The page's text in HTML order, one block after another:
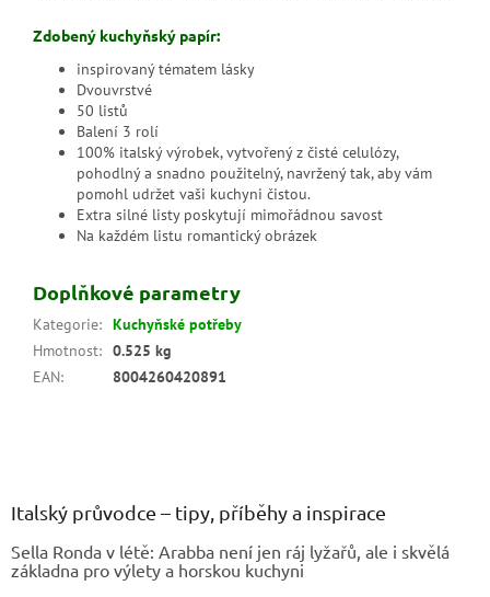
Zdobený kuchyňský papír:
inspirovaný tématem lásky
Dvouvrstvé
50 listů
Balení 3 rolí
100% italský výrobek, vytvořený z čisté celulózy,
pohodlný a snadno použitelný, navržený tak, aby vám
pomohl udržet vaši kuchyni čistou.
Extra silné listy poskytují mimořádnou savost
Na každém listu romantický obrázek
Doplňkové parametry
Kategorie: Kuchyňské potřeby
Hmotnost: 0.525 kg
EAN: 8004260420891
Italský průvodce – tipy, příběhy a inspirace
Sella Ronda v létě: Arabba není jen ráj lyžařů, ale i skvělá
základna pro výlety a horskou kuchyni